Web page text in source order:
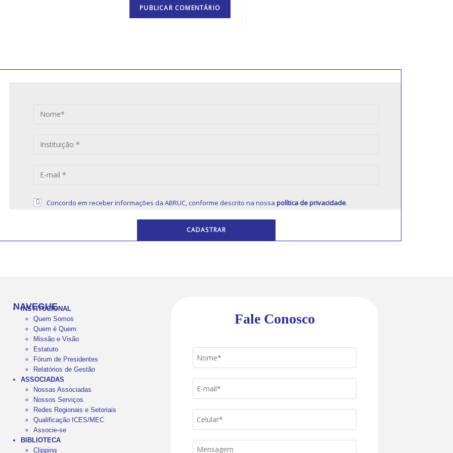
Concordo em receber informações da ABRUC, conforme descrito na nossa política de privacidade.
NAVEGUE
INSTITUCIONAL
Quem Somos
Quem é Quem
Missão e Visão
Estatuto
Fórum de Presidentes
Relatórios de Gestão
ASSOCIADAS
Nossas Associadas
Nossos Serviços
Redes Regionais e Setoriais
Qualificação ICES/MEC
Associe-se
BIBLIOTECA
Clipping
Fale Conosco